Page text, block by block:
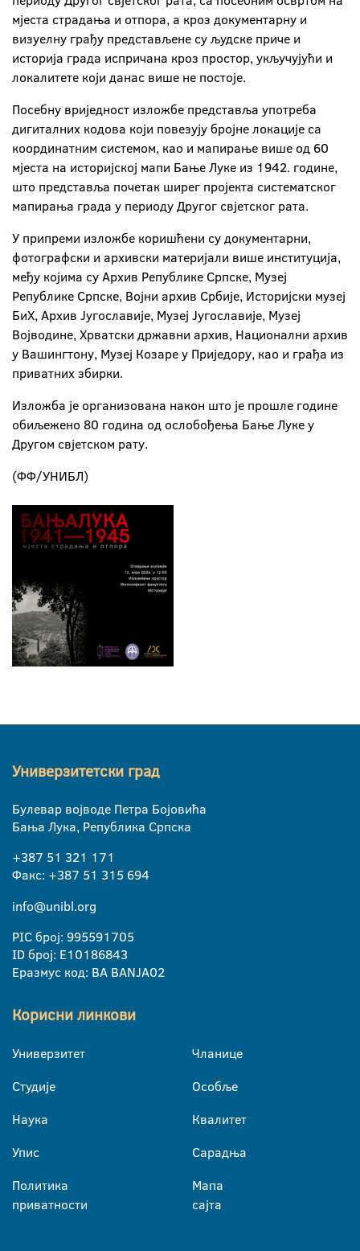
мјеста страдања и отпора, а кроз документарну и
визуелну грађу представљене су људске приче и
историја града испричана кроз простор, укључујући и
локалитете који данас више не постоје.
Посебну вриједност изложбе представља употреба
дигиталних кодова који повезују бројне локације са
координатним системом, као и мапирање више од 60
мјеста на историјској мапи Бањe Луке из 1942. године,
што представља почетак ширег пројекта систематског
мапирања града у периоду Другог свјетског рата.
У припреми изложбе коришћени су документарни,
фотографски и архивски материјали више институција,
међу којима су Архив Републике Српске, Музеј
Републике Српске, Војни архив Србије, Историјски музеј
БиХ, Архив Југославије, Музеј Југославије, Музеј
Војводине, Хрватски државни архив, Национални архив
у Вашингтону, Музеј Козаре у Приједору, као и грађа из
приватних збирки.
Изложба је организована након што је прошле године
обиљежено 80 година од ослобођења Бањe Луке у
Другом свјетском рату.
(ФФ/УНИБЛ)
Универзитетски град
Булевар војводе Петра Бојовића
Бања Лука, Република Српска
+387 51 321 171
Факс: +387 51 315 694
info@unibl.org
PIC број: 995591705
ID број: E10186843
Еразмус код: BA BANJA02
Корисни линкови
Универзитет
Студије
Наука
Упис
Политика
приватности
Чланице
Особље
Квалитет
Сарадња
Мапа
сајта